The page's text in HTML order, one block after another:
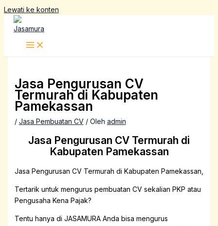
Lewati ke konten
Jasa Pengurusan CV
Termurah di Kabupaten
Pamekassan
/ Jasa Pembuatan CV/ Oleh admin
Jasa Pengurusan CV Termurah di
Kabupaten Pamekassan
Jasa Pengurusan CV Termurah di Kabupaten Pamekassan,
Tertarik untuk mengurus pembuatan CV sekalian PKP atau
Pengusaha Kena Pajak?
Tentu hanya di JASAMURA Anda bisa mengurus